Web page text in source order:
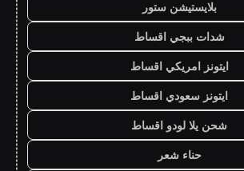
بلايستيشن ستور
شدات ببجي اقساط
ايتونز امريكي اقساط
ايتونز سعودي اقساط
شحن يلا لودو اقساط
حناء شعر